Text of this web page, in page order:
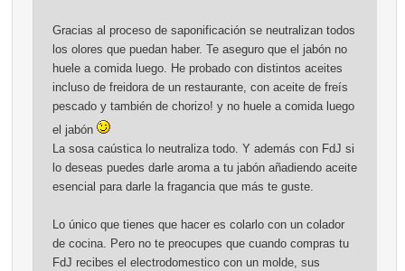
Gracias al proceso de saponificación se neutralizan todos
los olores que puedan haber. Te aseguro que el jabón no
huele a comida luego. He probado con distintos aceites
incluso de freidora de un restaurante, con aceite de freís
pescado y también de chorizo! y no huele a comida luego
el jabón
La sosa caústica lo neutraliza todo. Y además con FdJ si
lo deseas puedes darle aroma a tu jabón añadiendo aceite
esencial para darle la fragancia que más te guste.
Lo único que tienes que hacer es colarlo con un colador
de cocina. Pero no te preocupes que cuando compras tu
FdJ recibes el electrodomestico con un molde, sus